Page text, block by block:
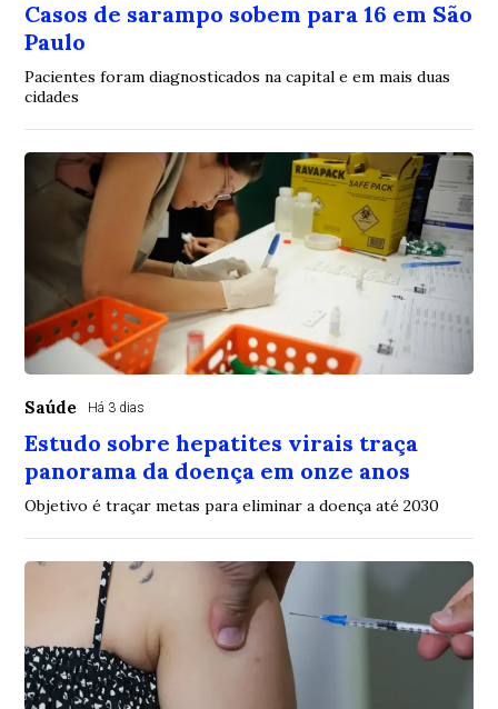
Casos de sarampo sobem para 16 em São
Paulo
Pacientes foram diagnosticados na capital e em mais duas
cidades
Saúde Há 3 dias
Estudo sobre hepatites virais traça
panorama da doença em onze anos
Objetivo é traçar metas para eliminar a doença até 2030